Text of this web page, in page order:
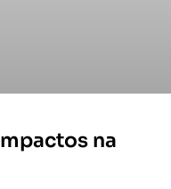
na